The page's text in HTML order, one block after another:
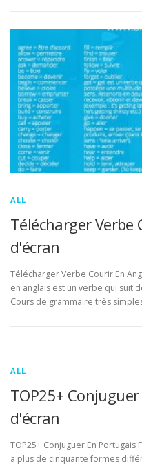
ALL
Télécharger Verbe
d'écran
Télécharger Verbe Courir En
en anglais est un verbe qui suit
Cours de grammaire très
ALL
TOP25+
d'écran
TOP25+ Conjuguer En
a plus de cinquante formes